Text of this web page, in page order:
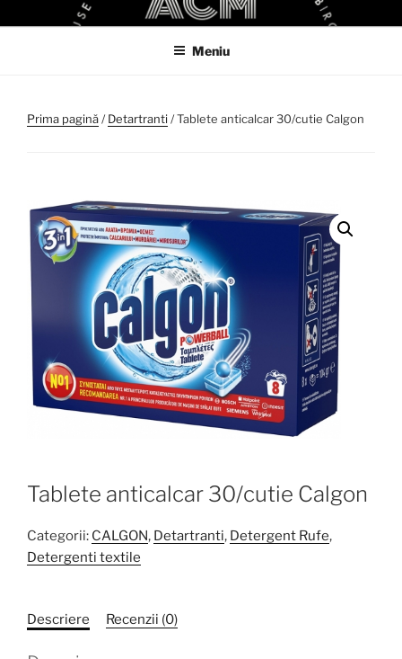
la
ACM
ACM VIRTUAL SHOP
Meniu
Prima pagină/Detartranti / Tablete anticalcar 30/cutie Calgon
Tablete anticalcar 30/cutie Calgon
Categorii: CALGON, Detartranti, Detergent Rufe,
Detergenti textile
Descriere Recenzii (0)